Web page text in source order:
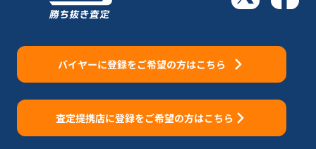
バイヤーに登録をご希望の方はこちら
査定提携店に登録をご希望の方はこちら